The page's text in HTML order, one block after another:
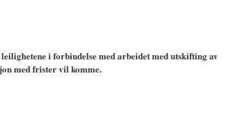
i forbindelse med arbeidet med utskifting av
med frister vil komme.